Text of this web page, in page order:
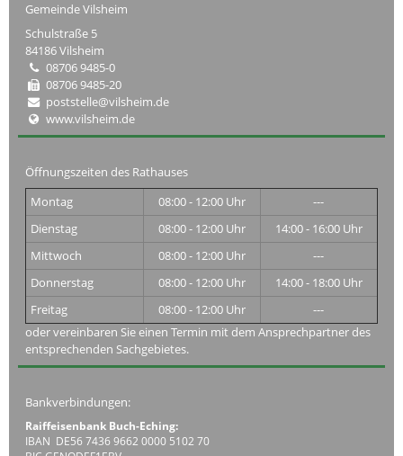
Gemeinde Vilsheim
Schulstraße 5
84186 Vilsheim
08706 9485-0
08706 9485-20
poststelle@vilsheim.de
www.vilsheim.de
Öffnungszeiten des Rathauses
Montag
08:00 - 12:00 Uhr
---
Dienstag
08:00 - 12:00 Uhr
14:00 - 16:00 Uhr
Mittwoch
08:00 - 12:00 Uhr
---
Donnerstag
08:00 - 12:00 Uhr
14:00 - 18:00 Uhr
Freitag
08:00 - 12:00 Uhr
---
oder vereinbaren Sie einen Termin mit dem Ansprechpartner des
entsprechenden Sachgebietes.
Bankverbindungen:
Raiffeisenbank Buch-Eching:
IBAN DE56 7436 9662 0000 5102 70